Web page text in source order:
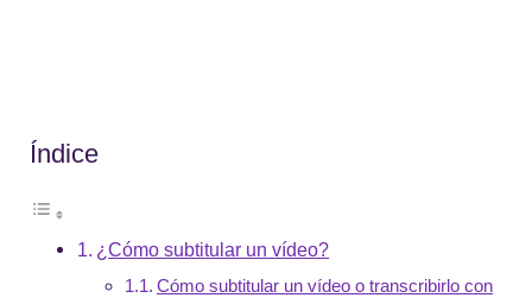
Índice
¿Cómo subtitular un vídeo?
Cómo subtitular un vídeo o transcribirlo con